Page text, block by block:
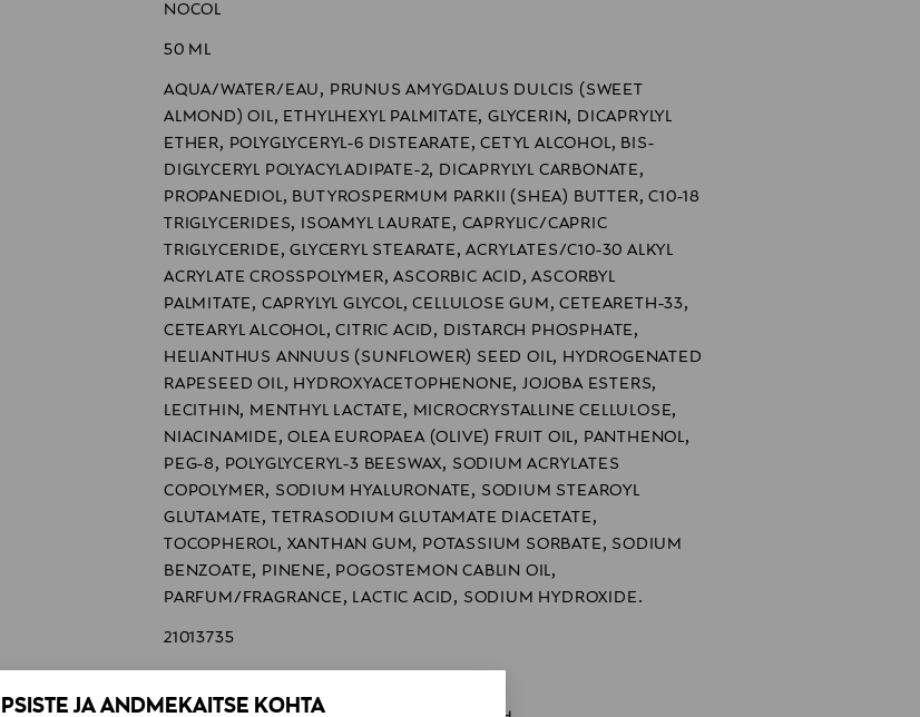
JA ANDMEKAITSE KOHTA
NOCOL
50 ML
AQUA/WATER/EAU, PRUNUS AMYGDALUS DULCIS (SWEET
ALMOND) OIL, ETHYLHEXYL PALMITATE, GLYCERIN, DICAPRYLYL
ETHER, POLYGLYCERYL-6 DISTEARATE, CETYL ALCOHOL, BIS-
DIGLYCERYL POLYACYLADIPATE-2, DICAPRYLYL CARBONATE,
PROPANEDIOL, BUTYROSPERMUM PARKII (SHEA) BUTTER, C10-18
TRIGLYCERIDES, ISOAMYL LAURATE, CAPRYLIC/CAPRIC
TRIGLYCERIDE, GLYCERYL STEARATE, ACRYLATES/C10-30 ALKYL
ACRYLATE CROSSPOLYMER, ASCORBIC ACID, ASCORBYL
PALMITATE, CAPRYLYL GLYCOL, CELLULOSE GUM, CETEARETH-33,
CETEARYL ALCOHOL, CITRIC ACID, DISTARCH PHOSPHATE,
HELIANTHUS ANNUUS (SUNFLOWER) SEED OIL, HYDROGENATED
RAPESEED OIL, HYDROXYACETOPHENONE, JOJOBA ESTERS,
LECITHIN, MENTHYL LACTATE, MICROCRYSTALLINE CELLULOSE,
NIACINAMIDE, OLEA EUROPAEA (OLIVE) FRUIT OIL, PANTHENOL,
PEG-8, POLYGLYCERYL-3 BEESWAX, SODIUM ACRYLATES
COPOLYMER, SODIUM HYALURONATE, SODIUM STEAROYL
GLUTAMATE, TETRASODIUM GLUTAMATE DIACETATE,
TOCOPHEROL, XANTHAN GUM, POTASSIUM SORBATE, SODIUM
BENZOATE, PINENE, POGOSTEMON CABLIN OIL,
PARFUM/FRAGRANCE, LACTIC ACID, SODIUM HYDROXIDE.
21013735